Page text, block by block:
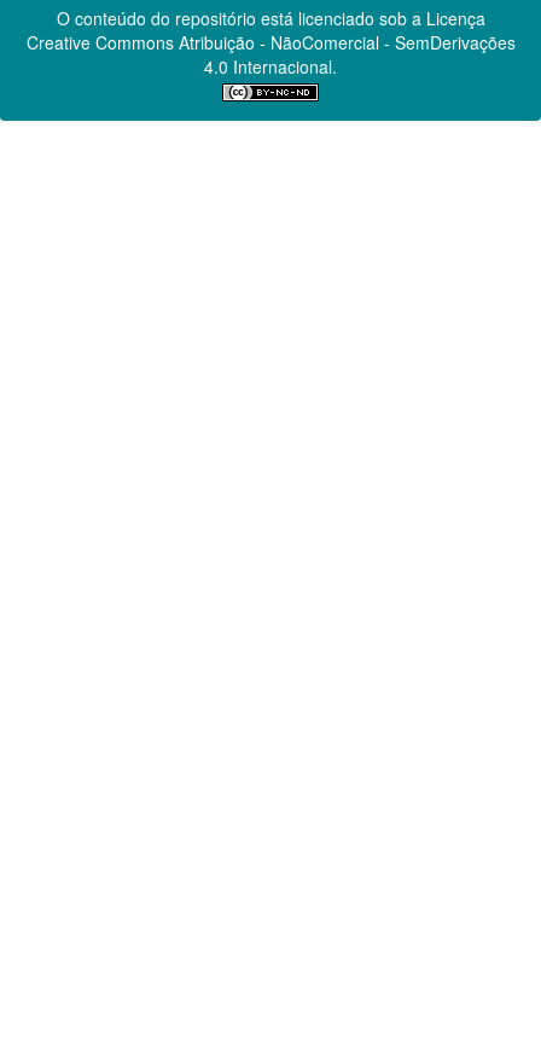
O conteúdo do repositório está licenciado sob a Licença
Creative CommonsAtribuição - NãoComercial - SemDerivações
4.0 Internacional.